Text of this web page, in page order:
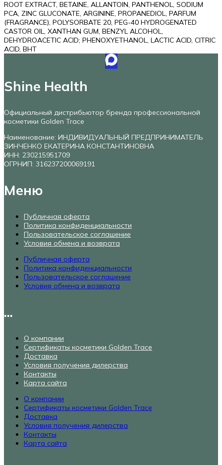
ROOT EXTRACT, BETAINE, ALLANTOIN, PANTHENOL, SODIUM
PCA, ZINC GLUCONATE, ARGININE, PROPANEDIOL, PARFUM
(FRAGRANCE), POLYSORBATE 20, PEG-40 HYDROGENATED
CASTOR OIL, XANTHAN GUM, BENZYL ALCOHOL,
DEHYDROACETIC ACID; PHENOXYETHANOL, LACTIC ACID, CITRIC
ACID, BHT
Shine Health
Официальный дистрибьютор бренда профессиональной
косметики Golden Trace
Наименование: ИНДИВИДУАЛЬНЫЙ ПРЕДПРИНИМАТЕЛЬ
ЗИНЧЕНКО ЕКАТЕРИНА КОНСТАНТИНОВНА
ИНН: 230215951709
ОГРНИП: 316237200069191
Меню
Публичная оферта
Политика конфиденциальности
Пользовательское соглашение
Условия обмена и возврата
Публичная оферта
Политика конфиденциальности
Пользовательское соглашение
Условия обмена и возврата
...
О компании
Сертификаты косметики Golden Trace
Доставка
Условия получения дилерства
Контакты
Карта сайта
О компании
Сертификаты косметики Golden Trace
Доставка
Условия получения дилерства
Контакты
Карта сайта